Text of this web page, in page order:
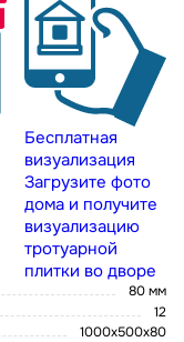
Бесплатная
визуализация
Загрузите фото
дома и получите
визуализацию
тротуарной
плитки во дворе
80 мм
12
1000x500x80